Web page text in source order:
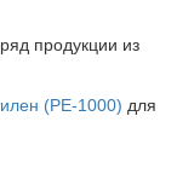
продукции из
(PE-1000) для